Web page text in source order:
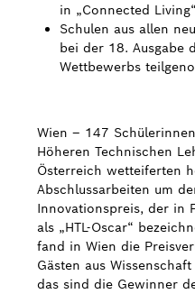
in „Connected
Schulen aus allen
bei der 18. Ausgabe
Wettbewerbs
Wien – 147
Höheren Technischen
Österreich wetteiferten
Abschlussarbeiten um
Innovationspreis, der in
als „HTL-Oscar“
fand in Wien die
Gästen aus
das sind die Gewinner